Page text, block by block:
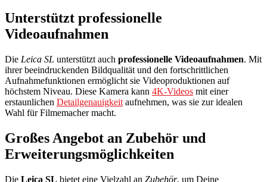
Unterstützt professionelle
Videoaufnahmen
Die Leica SL unterstützt auch professionelle Videoaufnahmen. Mit
ihrer beeindruckenden Bildqualität und den fortschrittlichen
Aufnahmefunktionen ermöglicht sie Videoproduktionen auf
höchstem Niveau. Diese Kamera kann 4K-Videos mit einer
erstaunlichen Detailgenauigkeit aufnehmen, was sie zur idealen
Wahl für Filmemacher macht.
Großes Angebot an Zubehör und
Erweiterungsmöglichkeiten
Die Leica SL bietet eine Vielzahl an Zubehör, um Deine